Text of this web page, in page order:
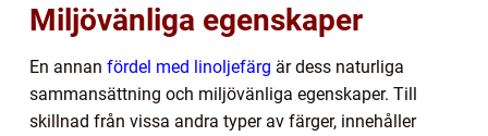
Miljövänliga egenskaper
En annan fördel med linoljefärg är dess naturliga
sammansättning och miljövänliga egenskaper. Till
skillnad från vissa andra typer av färger, innehåller